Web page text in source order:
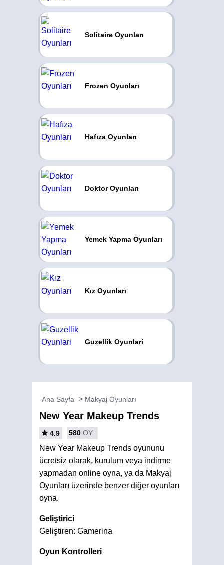
Solitaire Oyunları
Frozen Oyunları
Hafıza Oyunları
Doktor Oyunları
Yemek Yapma Oyunları
Kız Oyunları
Guzellik Oyunlari
Ana Sayfa Makyaj Oyunları
New Year Makeup Trends
4.9 580 OY
New Year Makeup Trends oyununu
ücretsiz olarak, kurulum veya indirme
yapmadan online oyna, ya da Makyaj
Oyunları üzerinde benzer diğer oyunları
oyna.
Geliştirici
Geliştiren: Gamerina
Oyun Kontrolleri